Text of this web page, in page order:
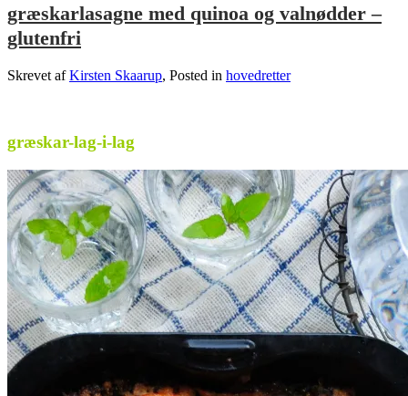
græskarlasagne med quinoa og valnødder –
glutenfri
Skrevet afKirsten Skaarup, Posted in hovedretter
græskar-lag-i-lag